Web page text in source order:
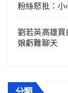
粉絲怒批：小
劉若英高雄
娘虧難聊天